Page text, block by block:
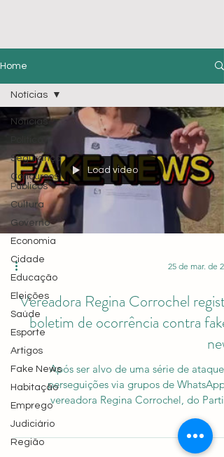
Home
Notícias
Segurança
Concursos
Públicos
Cultura
Governo
Economia
Cidade
Educação
Eleições
Saúde
Esporte
Artigos
Fake News
Habitação
Emprego
Judiciário
Região
Notícias
Load video
25 de mar. de
Vereadora Regina Corrochel
boletim de ocorrência contra
Após ser alvo de uma série de ataques
perseguições via grupos de WhatsApp,
vereadora Regina Corrochel, do